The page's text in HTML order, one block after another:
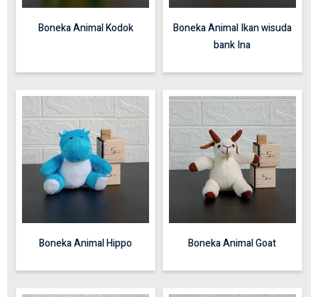
Boneka Animal Kodok
Boneka Animal Ikan wisuda
bank Ina
Boneka Animal Hippo Boneka Animal Goat